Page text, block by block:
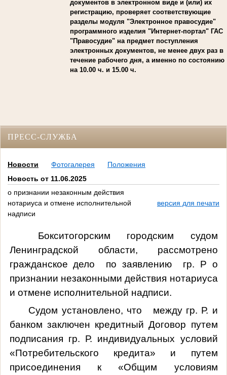
документов в электронном виде и (или) их
регистрацию, проверяет соответствующие
разделы модуля "Электронное правосудие"
программного изделия "Интернет-портал" ГАС
"Правосудие" на предмет поступления
электронных документов, не менее двух раз в
течение рабочего дня, а именно по состоянию
на 10.00 ч. и 15.00 ч.
ПРЕСС-СЛУЖБА
Новости Фотогалерея
Положения
Новость от 11.06.2025
о признании незаконным действия
нотариуса и отмене исполнительной
надписи
версия для печати
Бокситогорским городским судом
Ленинградской области, рассмотрено
гражданское дело по заявлению гр. Р о
признании незаконными действия нотариуса
и отмене исполнительной надписи.
Судом установлено, что между гр. Р. и
банком заключен кредитный Договор путем
подписания гр. Р. индивидуальных условий
«Потребительского кредита» и путем
присоединения к «Общим условиям